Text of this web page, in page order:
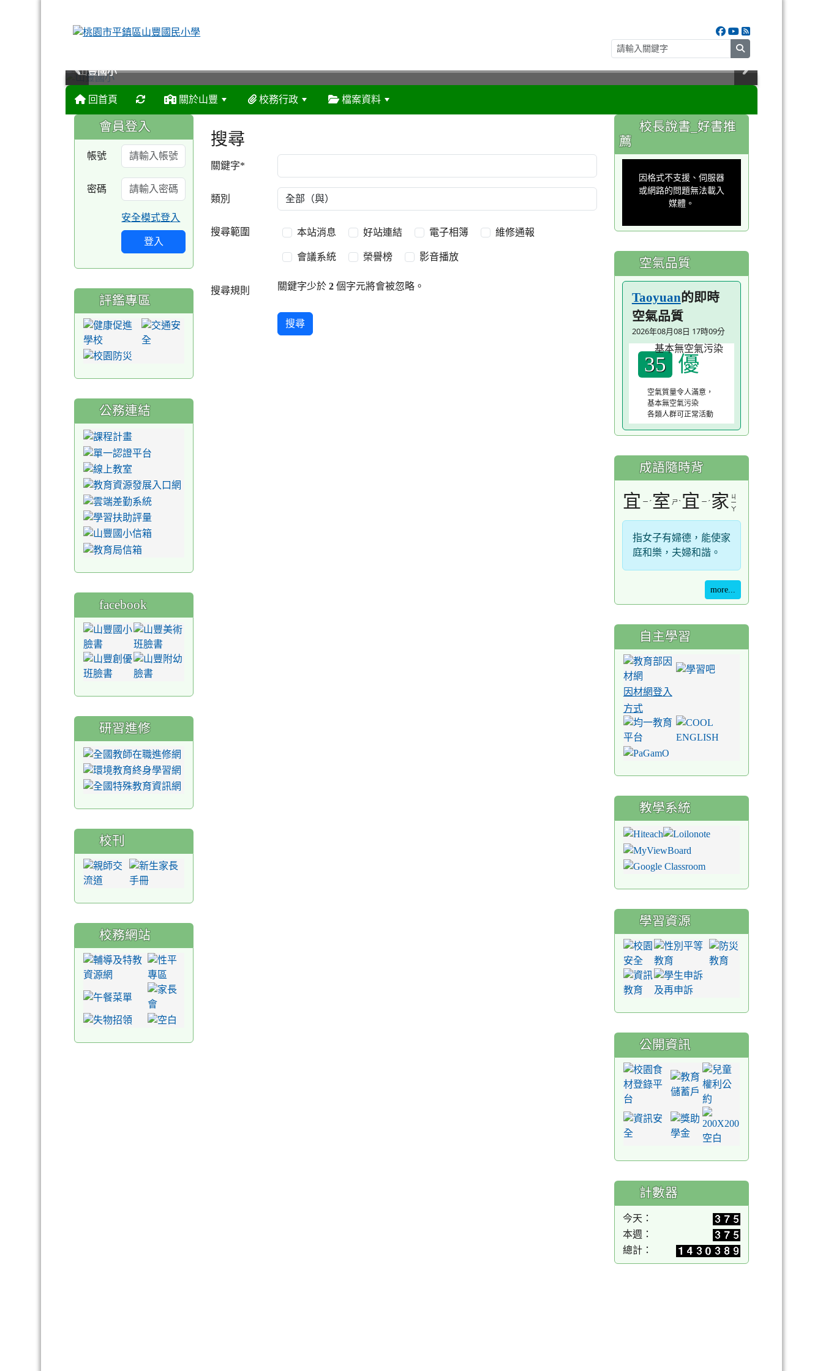
search
山豐國小
山豐國小
山豐國小
山豐國小
回首頁 關於山豐 校務行政 檔案資料
搜尋
關鍵字*
類別
搜尋範圍 本站消息 好站連結 電子相簿 維修通報
會議系統 榮譽榜 影音播放
搜尋規則 關鍵字少於2 個字元將會被忽略。
搜尋
:::
會員登入
帳號
密碼
安全模式登入
登入
評鑑專區
公務連結
facebook
研習進修
校刊
校務網站
:::
校長說書_好書推
薦
window.
因格式不支援、伺服器
或網路的問題無法載入
媒體。
空氣品質
Taoyuan的即時
空氣品質
2026年08月08日 17時09分
35 優
空氣質量令人滿意，
基本無空氣污染
各類人群可正常活動
成語隨時背
宜 ㄧ ˊ 室 ㄕ ˋ 宜 ㄧ ˊ 家 ㄐ
ㄧ
ㄚ
指女子有婦德，能使家
庭和樂，夫婦和諧。
more...
自主學習
因材網登入
方式
教學系統
學習資源
公開資訊
計數器
今天：
本週：
總計：